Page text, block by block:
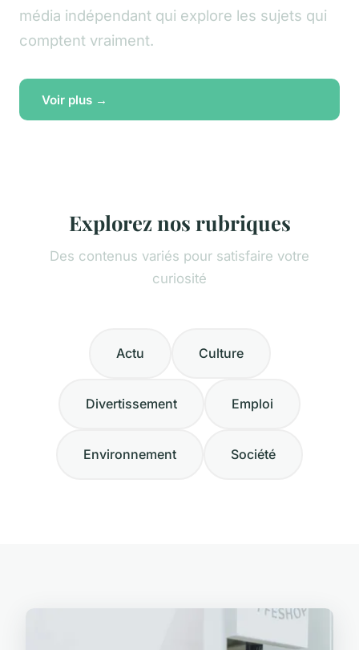
média indépendant qui explore les sujets qui
comptent vraiment.
Voir plus →
Explorez nos rubriques
Des contenus variés pour satisfaire votre
curiosité
Actu Culture
Divertissement Emploi
Environnement Société